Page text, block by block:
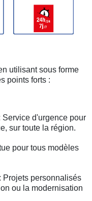
utilisant sous forme
points forts :
Service d'urgence pour
sur toute la région.
pour tous modèles
: Projets personnalisés
ou la modernisation